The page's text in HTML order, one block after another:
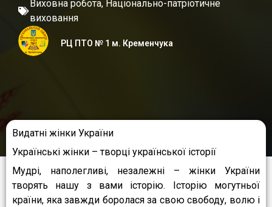
Виховна робота, Національно-патріотичне
виховання
РЦ ПТО № 1 м. Кременчука
Видатні жінки України
Українські жінки – творці української історії
Мудрі, наполегливі, незалежні – жінки України
творять нашу з вами історію. Історію могутньої
країни, яка завжди боролася за свою свободу, волю і